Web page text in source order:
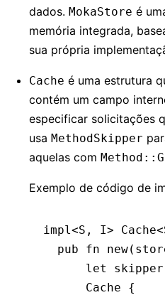
dados. MokaStore é
memória integrada,
sua própria
Cache é uma estrutura
contém um campo
especificar solicitações
usa MethodSkipper
aquelas com
Exemplo de código de
impl <S , I> Cache<
  pub
fn new
      let
skipper
      Cache
{